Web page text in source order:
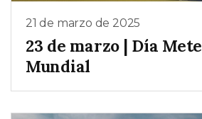
21 de marzo de 2025
23 de marzo | Día
Mundial